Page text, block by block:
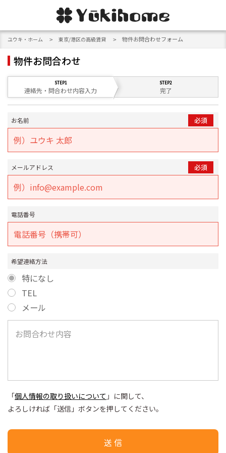
ユウキ・ホーム 東京/港区の高級賃貸 物件お問合わせフォーム
物件お問合わせ
連絡先・問合わせ内容入力 完了
お名前
メールアドレス
電話番号
希望連絡方法
特になし
TEL
メール
「個人情報の取り扱いについて 」に関して、
よろしければ「送信」ボタンを押してください。